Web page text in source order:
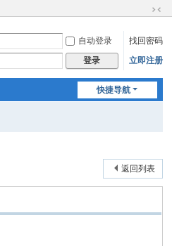
换
到
窄
自动登录
找回密码
登录 立即注册
快捷导航
返回列表